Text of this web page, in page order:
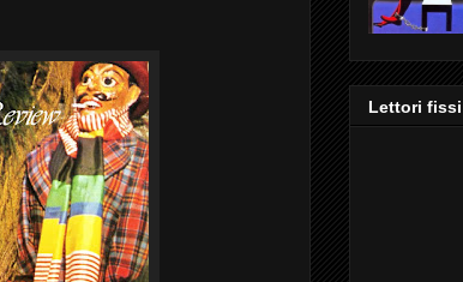
Lettori fissi